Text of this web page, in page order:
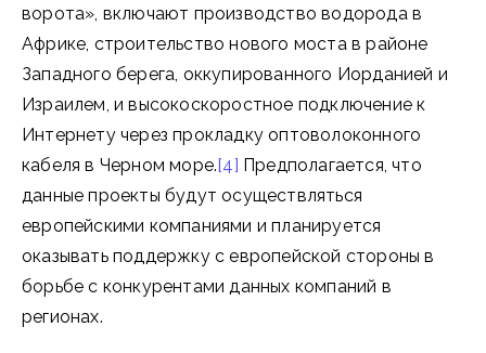
ворота», включают производство водорода в
Африке, строительство нового моста в районе
Западного берега, оккупированного Иорданией и
Израилем, и высокоскоростное подключение к
Интернету через прокладку оптоволоконного
кабеля в Черном море.[4] Предполагается, что
данные проекты будут осуществляться
европейскими компаниями и планируется
оказывать поддержку с европейской стороны в
борьбе с конкурентами данных компаний в
регионах.